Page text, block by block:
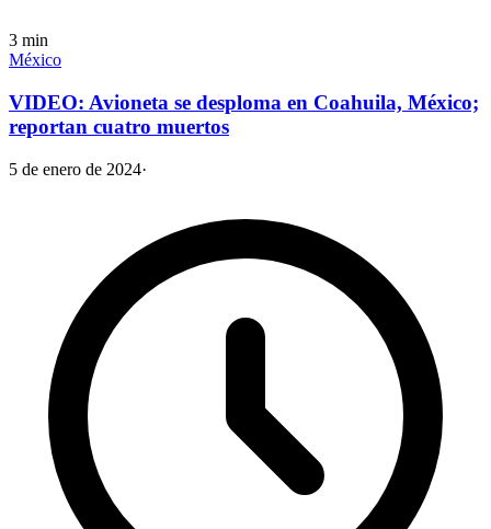
3 min
México
VIDEO: Avioneta se desploma en Coahuila, México;
reportan cuatro muertos
5 de enero de 2024·